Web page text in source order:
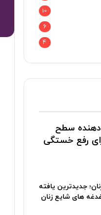
10
6
4
سطح
برای رفع خستگی
جدیدترین یافته
های شایع زنان